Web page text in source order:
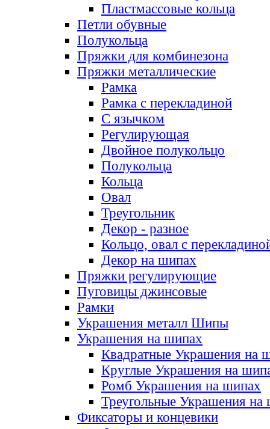
Пластмассовые кольца
Петли обувные
Полукольца
Пряжки для комбинезона
Пряжки металлические
Рамка
Рамка с перекладиной
С язычком
Регулирующая
Двойное полукольцо
Полукольца
Кольца
Овал
Треугольник
Декор - разное
Кольцо, овал с
Декор на шипах
Пряжки регулирующие
Пуговицы джинсовые
Рамки
Украшения металл Шипы
Украшения на шипах
Квадратные Украшения на
Круглые Украшения на
Ромб Украшения на шипах
Треугольные Украшения на
Фиксаторы и концевики